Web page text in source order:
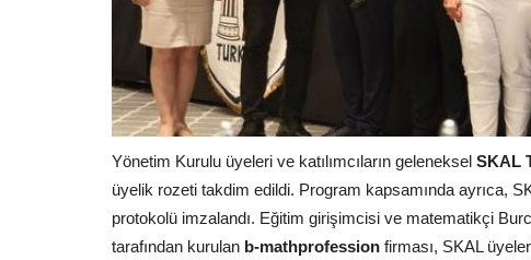
Yönetim Kurulu üyeleri ve katılımcıların geleneksel SKAL
üyelik rozeti takdim edildi. Program kapsamında ayrıca,
protokolü imzalandı. Eğitim girişimcisi ve matematikçi
tarafından kurulan b-mathprofession firması, SKAL